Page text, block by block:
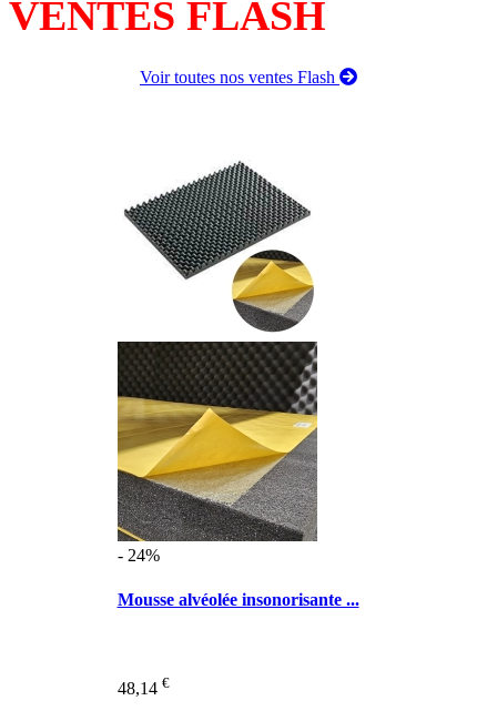
VENTES FLASH
Voir toutes nos ventes Flash
- 24%
Mousse alvéolée insonorisante ...
48,14 €